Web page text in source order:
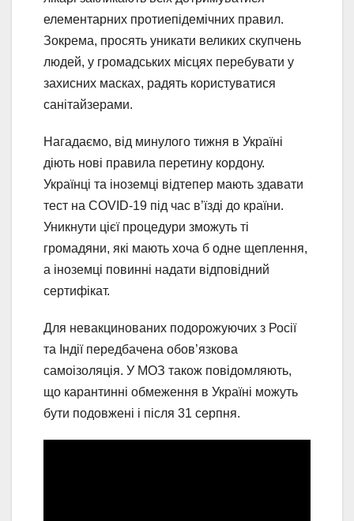
елементарних протиепідемічних правил.
Зокрема, просять уникати великих скупчень
людей, у громадських місцях перебувати у
захисних масках, радять користуватися
санітайзерами.
Нагадаємо, від минулого тижня в Україні
діють нові правила перетину кордону.
Українці та іноземці відтепер мають здавати
тест на COVID-19 під час в’їзді до країни.
Уникнути цієї процедури зможуть ті
громадяни, які мають хоча б одне щеплення,
а іноземці повинні надати відповідний
сертифікат.
Для невакцинованих подорожуючих з Росії
та Індії передбачена обов’язкова
самоізоляція. У МОЗ також повідомляють,
що карантинні обмеження в Україні можуть
бути подовжені і після 31 серпня.